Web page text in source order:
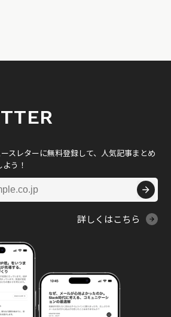
スレターに無料登録して、人気記事まとめ
う！
詳しくはこちら